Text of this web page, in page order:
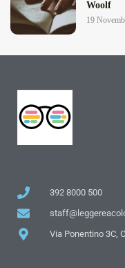
Woolf
19
392 8000 500
Via Ponentino 3C,